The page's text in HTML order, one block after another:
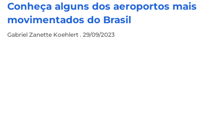
Conheça alguns dos aeroportos mais
movimentados do Brasil
Gabriel Zanette Koehlert 29/09/2023